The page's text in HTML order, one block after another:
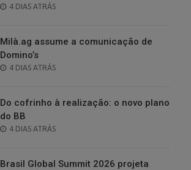
POSTED
4 DIAS ATRÁS
Milà.ag assume a comunicação de
Domino’s
POSTED
4 DIAS ATRÁS
Do cofrinho à realização: o novo plano
do BB
POSTED
4 DIAS ATRÁS
Brasil Global Summit 2026 projeta